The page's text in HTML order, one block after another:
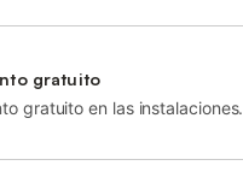
gratuito
gratuito en las instalaciones.